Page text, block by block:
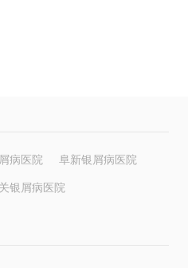
病医院 阜新银屑病医院
银屑病医院